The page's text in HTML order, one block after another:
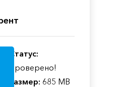
Статус:
Проверено!
Размер: 685 MB